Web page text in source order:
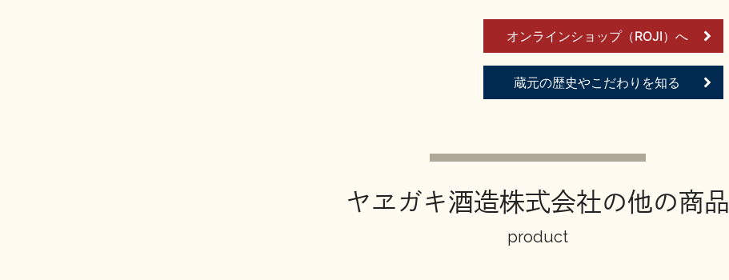
オンラインショップ（ROJI）へ
蔵元の歴史やこだわりを知る
ヤヱガキ酒造株式会社の他の商品
product